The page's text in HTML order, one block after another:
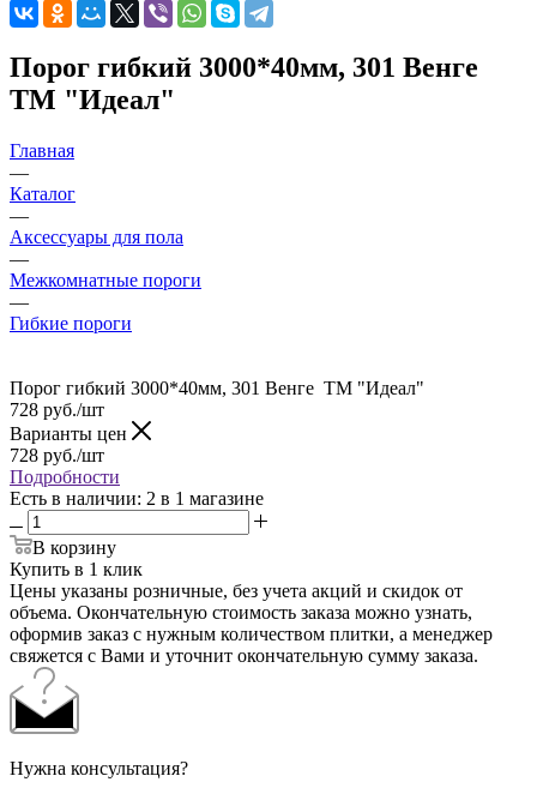
Порог гибкий 3000*40мм, 301 Венге
ТМ "Идеал"
Главная
—
Каталог
—
Аксессуары для пола
—
Межкомнатные пороги
—
Гибкие пороги
Порог гибкий 3000*40мм, 301 Венге ТМ "Идеал"
728 руб./шт
Варианты цен
728 руб./шт
Подробности
Есть в наличии: 2 в 1 магазине
В корзину
Купить в 1 клик
Цены указаны розничные, без учета акций и скидок от
объема. Окончательную стоимость заказа можно узнать,
оформив заказ с нужным количеством плитки, а менеджер
свяжется с Вами и уточнит окончательную сумму заказа.
Нужна консультация?